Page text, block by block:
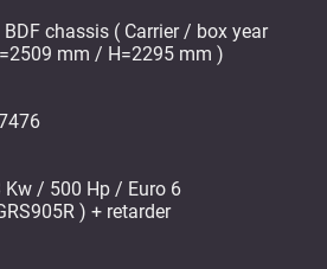
chassis ( Carrier / box year
mm / H=2295 mm )
Kw / 500 Hp / Euro 6
) + retarder